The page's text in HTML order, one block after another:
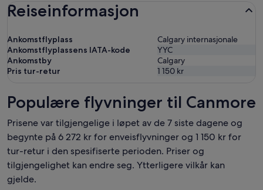
Reiseinformasjon
Ankomstflyplass
Calgary internasjonale
Ankomstflyplassens IATA-kode
YYC
Ankomstby
Calgary
Pris tur-retur
1 150 kr
Populære flyvninger til Canmore
Prisene var tilgjengelige i løpet av de 7 siste dagene og
begynte på 6 272 kr for enveisflyvninger og 1 150 kr for
tur-retur i den spesifiserte perioden. Priser og
tilgjengelighet kan endre seg. Ytterligere vilkår kan
gjelde.